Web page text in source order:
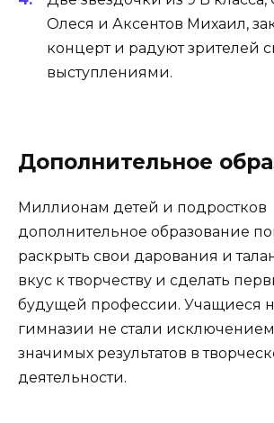
Олеся и Аксентов Михаил,
концерт и радуют зрителей
выступлениями.
Дополнительное
Миллионам детей и подростков
дополнительное образование
раскрыть свои дарования и
вкус к творчеству и сделать
будущей профессии. Учащиеся
гимназии не стали
значимых результатов в
деятельности.